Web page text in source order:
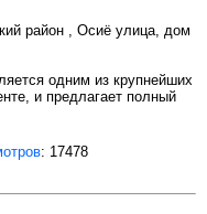
район , Осиё улица, дом
одним из крупнейших
и предлагает полный
: 17478